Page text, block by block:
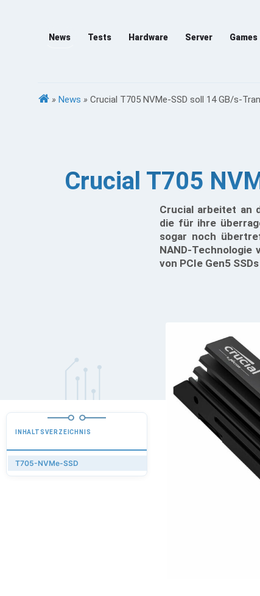
News Tests Hardware Server Games
» News » Crucial T705 NVMe-SSD soll 14 GB/s-
Crucial T705
Crucial arbeitet an
die für ihre
sogar noch
NAND-
von PCIe Gen5
INHALTSVERZEICHNIS
T705-NVMe-SSD